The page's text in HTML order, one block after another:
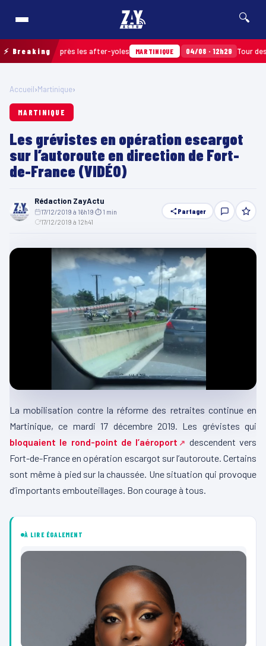
🔍
⚡ Breaking
ramassés après les after-yoles MARTINIQUE 04/08 · 12h29 Tour des
Accueil›Martinique›
MARTINIQUE
Les grévistes en opération escargot
sur l’autoroute en direction de Fort-
de-France (VIDÉO)
Rédaction ZayActu
17/12/2019 à 16h19 ⏱ 1 min
17/12/2019 à 12h41
Partager
La mobilisation contre la réforme des retraites continue en
Martinique, ce mardi 17 décembre 2019. Les grévistes qui
bloquaient le rond-point de l’aéroport
descendent vers
Fort-de-France en opération escargot sur l’autoroute. Certains
sont même à pied sur la chaussée. Une situation qui provoque
d’importants embouteillages. Bon courage à tous.
À LIRE ÉGALEMENT